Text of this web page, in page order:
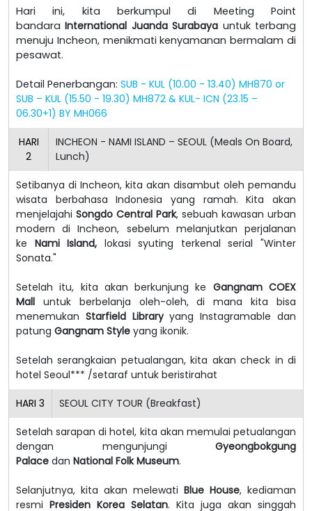
Hari ini, kita berkumpul di Meeting Point
bandara International Juanda Surabaya untuk terbang
menuju Incheon, menikmati kenyamanan bermalam di
pesawat.
Detail Penerbangan: SUB - KUL (10.00 - 13.40) MH870 or
SUB – KUL (15.50 - 19.30) MH872 & KUL- ICN (23.15 –
06.30+1) BY MH066
HARI
2
INCHEON - NAMI ISLAND – SEOUL (Meals On Board,
Lunch)
Setibanya di Incheon, kita akan disambut oleh pemandu
wisata berbahasa Indonesia yang ramah.Kita akan
menjelajahi Songdo Central Park, sebuah kawasan urban
modern di Incheon, sebelum melanjutkan perjalanan
ke Nami Island, lokasi syuting terkenal serial "Winter
Sonata."
Setelah itu, kita akan berkunjung ke Gangnam COEX
Mall untuk berbelanja oleh-oleh, di mana kita bisa
menemukan Starfield Libraryyang Instagramable dan
patung Gangnam Style yang ikonik.
Setelah serangkaian petualangan, kita akan check in di
hotel Seoul*** /setaraf untuk beristirahat
HARI 3 SEOUL CITY TOUR (Breakfast)
Setelah sarapan di hotel, kita akan memulai petualangan
dengan mengunjungi Gyeongbokgung
Palace dan National Folk Museum.
Selanjutnya, kita akan melewati Blue House, kediaman
resmi Presiden Korea Selatan. Kita juga akan singgah